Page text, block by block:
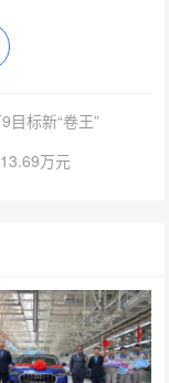
目标新“卷王”
万元